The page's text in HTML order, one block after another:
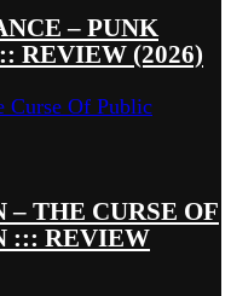
– PUNK
REVIEW (2026)
THE CURSE OF
::: REVIEW